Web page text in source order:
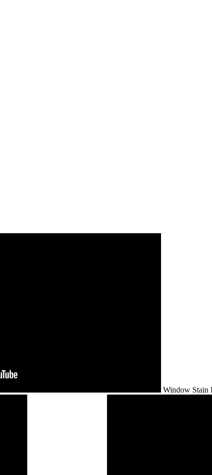
Window Stain